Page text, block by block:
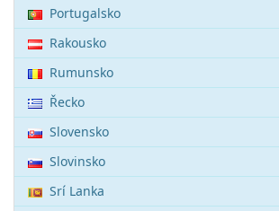
Portugalsko
Rakousko
Rumunsko
Řecko
Slovensko
Slovinsko
Srí Lanka